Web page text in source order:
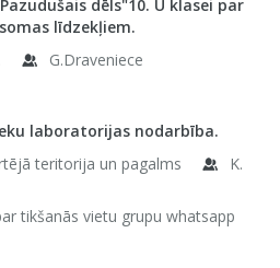
dēls"10. U klasei par
līdzekļiem.
G.Draveniece
laboratorijas nodarbība.
teritorija un pagalms
K.
tikšanās vietu grupu whatsapp